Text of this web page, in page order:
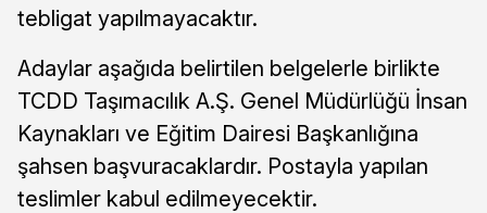
tebligat yapılmayacaktır.
Adaylar aşağıda belirtilen belgelerle birlikte
TCDD Taşımacılık A.Ş. Genel Müdürlüğü İnsan
Kaynakları ve Eğitim Dairesi Başkanlığına
şahsen başvuracaklardır. Postayla yapılan
teslimler kabul edilmeyecektir.